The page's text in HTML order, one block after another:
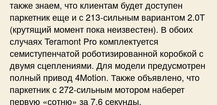
также знаем, что клиентам будет доступен
паркетник еще и с 213-сильным вариантом 2.0T
(крутящий момент пока неизвестен). В обоих
случаях Teramont Pro комплектуется
семиступенчатой роботизированной коробкой с
двумя сцеплениями. Для модели предусмотрен
полный привод 4Motion. Также объявлено, что
паркетник с 272-сильным мотором наберет
первую «сотню» за 7,6 секунды.